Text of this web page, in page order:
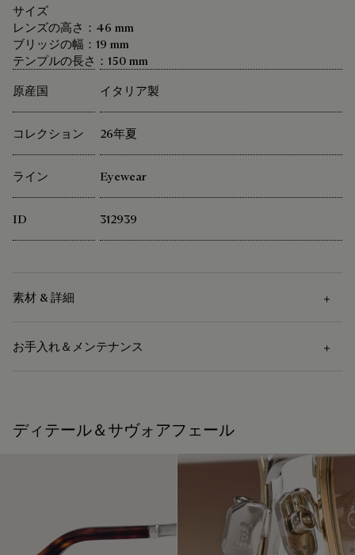
サイズ
レンズの高さ：46 mm
ブリッジの幅：19 mm
テンプルの長さ：150 mm
原産国
イタリア製
コレクション 26年夏
ライン Eyewear
ID 312939
素材 & 詳細
アセテート
す。現在、メゾンで使用する主要な素材の92%以上が、最も
パッケージ
お手入れ＆メンテナンス
サングラスのお手入れには柔かい布をお使いください。
靴職人であり靴の修理職人でもあったアレッサンドロ・ベル
ディテール＆サヴォアフェール